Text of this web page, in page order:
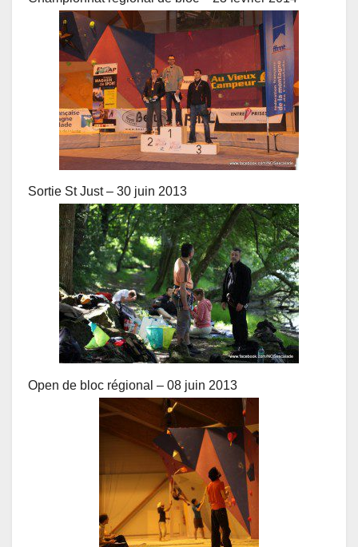
Sortie St Just – 30 juin 2013
Open de bloc régional – 08 juin 2013